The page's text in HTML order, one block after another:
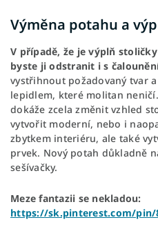
Výměna potahu a
V případě, že je výplň
byste ji odstranit i s
vystřihnout požadovaný tvar
lepidlem, které molitan
dokáže zcela změnit vzhled
vytvořit moderní, nebo i
zbytkem interiéru, ale také
prvek. Nový potah důkladně
sešívačky.
Meze fantazii se nekladou:
https://sk.pinterest.com/pin/